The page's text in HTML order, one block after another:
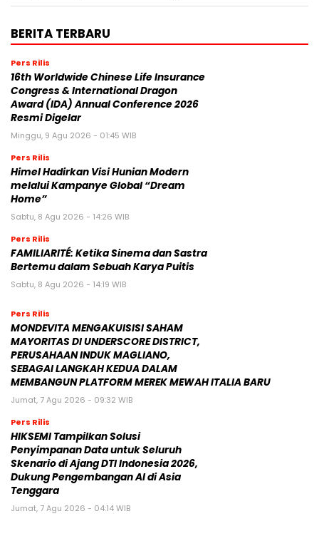
BERITA TERBARU
Pers Rilis
16th Worldwide Chinese Life Insurance
Congress & International Dragon
Award (IDA) Annual Conference 2026
Resmi Digelar
Minggu, 9 Agu 2026 - 01:45 WIB
Pers Rilis
Himel Hadirkan Visi Hunian Modern
melalui Kampanye Global “Dream
Home”
Sabtu, 8 Agu 2026 - 14:26 WIB
Pers Rilis
FAMILIARITÉ: Ketika Sinema dan Sastra
Bertemu dalam Sebuah Karya Puitis
Sabtu, 8 Agu 2026 - 14:19 WIB
Pers Rilis
MONDEVITA MENGAKUISISI SAHAM
MAYORITAS DI UNDERSCORE DISTRICT,
PERUSAHAAN INDUK MAGLIANO,
SEBAGAI LANGKAH KEDUA DALAM
MEMBANGUN PLATFORM MEREK MEWAH ITALIA BARU
Jumat, 7 Agu 2026 - 09:32 WIB
Pers Rilis
HIKSEMI Tampilkan Solusi
Penyimpanan Data untuk Seluruh
Skenario di Ajang DTI Indonesia 2026,
Dukung Pengembangan AI di Asia
Tenggara
Jumat, 7 Agu 2026 - 04:14 WIB